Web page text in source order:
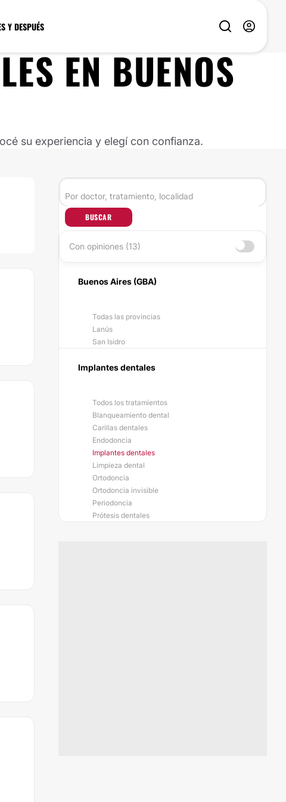
Y DESPUÉS
ENBUENOS
su experiencia y elegí con confianza.
BUSCAR
Con opiniones (13)
Buenos Aires (GBA)
Todas las provincias
Lanús
San Isidro
Implantes dentales
Todos los tratamientos
Blanqueamiento dental
Carillas dentales
Endodoncia
Implantes dentales
Limpieza dental
Ortodoncia
Ortodoncia invisible
Periodoncia
Prótesis dentales